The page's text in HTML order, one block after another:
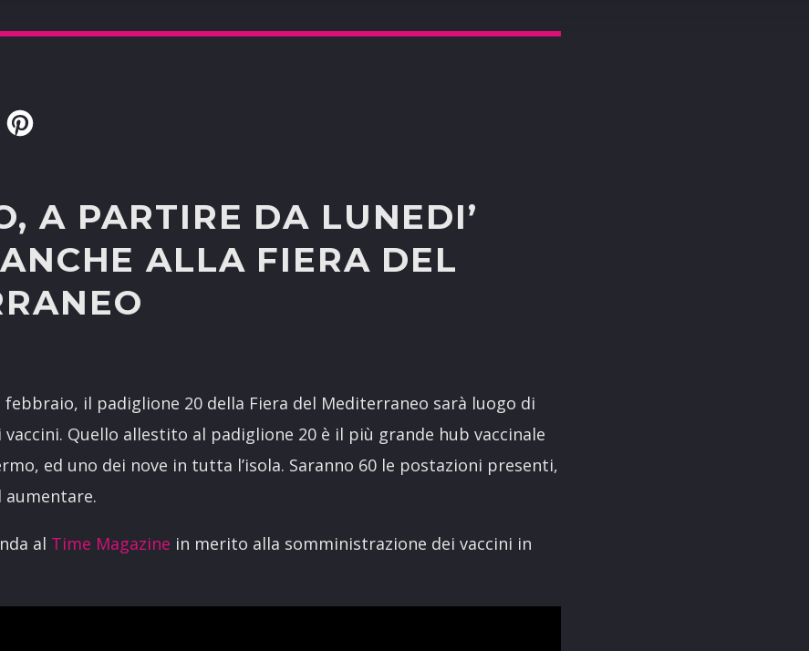
Twitter
A PARTIRE DA LUNEDI’
ALLA FIERA DEL
il padiglione 20 della Fiera del Mediterraneo sarà luogo di
Quello allestito al padiglione 20 è il più grande hub vaccinale
ed uno dei nove in tutta l’isola. Saranno 60 le postazioni presenti,
aumentare.
al Time Magazine in merito alla somministrazione dei vaccini in